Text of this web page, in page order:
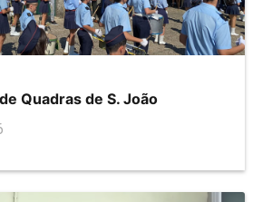
Quadras de S. João